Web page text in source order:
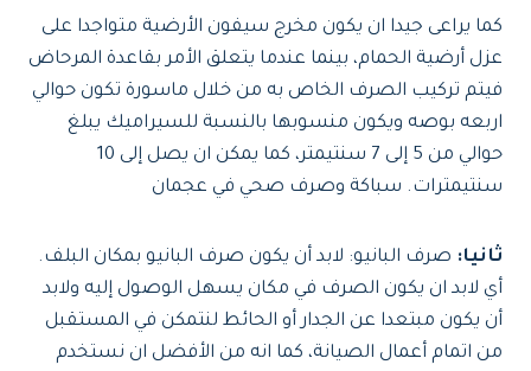
كما يراعى جيدا ان يكون مخرج سيفون الأرضية متواجدا على
عزل أرضية الحمام، بينما عندما يتعلق الأمر بقاعدة المرحاض
فيتم تركيب الصرف الخاص به من خلال ماسورة تكون حوالي
اربعه بوصه ويكون منسوبها بالنسبة للسيراميك يبلغ
حوالي من 5 إلى 7 سنتيمتر، كما يمكن ان يصل إلى 10
سنتيمترات. سباكة وصرف صحي في عجمان
ثانيا: صرف البانيو: لابد أن يكون صرف البانيو بمكان البلف.
أي لابد ان يكون الصرف في مكان يسهل الوصول إليه ولابد
أن يكون مبتعدا عن الجدار أو الحائط لنتمكن في المستقبل
من اتمام أعمال الصيانة، كما انه من الأفضل ان نستخدم